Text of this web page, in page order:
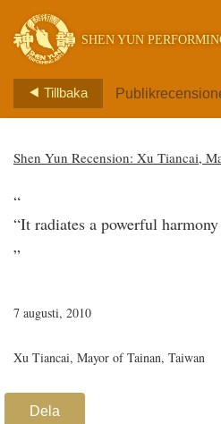
SHEN YUN
Tillbaka
Shen Yun Recension: Xu Tiancai,
“
“It radiates a powerful harmony
”
7 augusti, 2010
Xu Tiancai, Mayor of Tainan, Taiwan
Dela